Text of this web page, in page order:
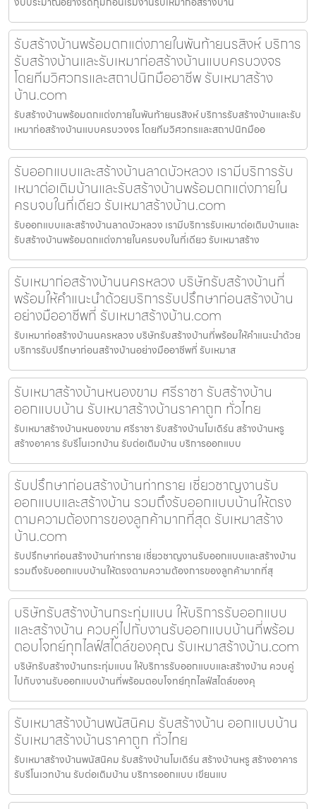
รับสร้างบ้านพร้อมตกแต่งภายในพันท้ายนรสิงห์ บริการ
รับสร้างบ้านและรับเหมาก่อสร้างบ้านแบบครบวงจร
โดยทีมวิศวกรและสถาปนิกมืออาชีพ รับเหมาสร้าง
บ้าน.com
รับสร้างบ้านพร้อมตกแต่งภายในพันท้ายนรสิงห์ บริการรับสร้างบ้านและรับ
เหมาก่อสร้างบ้านแบบครบวงจร โดยทีมวิศวกรและสถาปนิกมืออ
รับออกแบบและสร้างบ้านลาดบัวหลวง เรามีบริการรับ
เหมาต่อเติมบ้านและรับสร้างบ้านพร้อมตกแต่งภายใน
ครบจบในที่เดียว รับเหมาสร้างบ้าน.com
รับออกแบบและสร้างบ้านลาดบัวหลวง เรามีบริการรับเหมาต่อเติมบ้านและ
รับสร้างบ้านพร้อมตกแต่งภายในครบจบในที่เดียว รับเหมาสร้าง
รับเหมาก่อสร้างบ้านนครหลวง บริษัทรับสร้างบ้านที่
พร้อมให้คำแนะนำด้วยบริการรับปรึกษาก่อนสร้างบ้าน
อย่างมืออาชีพที่ รับเหมาสร้างบ้าน.com
รับเหมาก่อสร้างบ้านนครหลวง บริษัทรับสร้างบ้านที่พร้อมให้คำแนะนำด้วย
บริการรับปรึกษาก่อนสร้างบ้านอย่างมืออาชีพที่ รับเหมาส
รับเหมาสร้างบ้านหนองขาม ศรีราชา รับสร้างบ้าน
ออกแบบบ้าน รับเหมาสร้างบ้านราคาถูก ทั่วไทย
รับเหมาสร้างบ้านหนองขาม ศรีราชา รับสร้างบ้านโมเดิร์น สร้างบ้านหรู
สร้างอาคาร รับรีโนเวทบ้าน รับต่อเติมบ้าน บริการออกแบบ
รับปรึกษาก่อนสร้างบ้านท่าทราย เชี่ยวชาญงานรับ
ออกแบบและสร้างบ้าน รวมถึงรับออกแบบบ้านให้ตรง
ตามความต้องการของลูกค้ามากที่สุด รับเหมาสร้าง
บ้าน.com
รับปรึกษาก่อนสร้างบ้านท่าทราย เชี่ยวชาญงานรับออกแบบและสร้างบ้าน
รวมถึงรับออกแบบบ้านให้ตรงตามความต้องการของลูกค้ามากที่สุ
บริษัทรับสร้างบ้านกระทุ่มแบน ให้บริการรับออกแบบ
และสร้างบ้าน ควบคู่ไปกับงานรับออกแบบบ้านที่พร้อม
ตอบโจทย์ทุกไลฟ์สไตล์ของคุณ รับเหมาสร้างบ้าน.com
บริษัทรับสร้างบ้านกระทุ่มแบน ให้บริการรับออกแบบและสร้างบ้าน ควบคู่
ไปกับงานรับออกแบบบ้านที่พร้อมตอบโจทย์ทุกไลฟ์สไตล์ของคุ
รับเหมาสร้างบ้านพนัสนิคม รับสร้างบ้าน ออกแบบบ้าน
รับเหมาสร้างบ้านราคาถูก ทั่วไทย
รับเหมาสร้างบ้านพนัสนิคม รับสร้างบ้านโมเดิร์น สร้างบ้านหรู สร้างอาคาร
รับรีโนเวทบ้าน รับต่อเติมบ้าน บริการออกแบบ เขียนแบ